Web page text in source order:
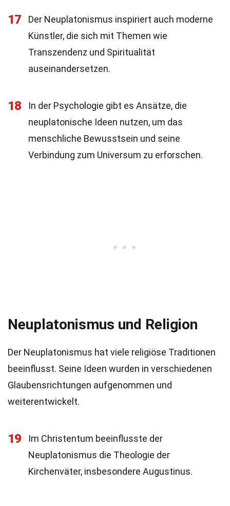
17
Der Neuplatonismus inspiriert auch moderne
Künstler, die sich mit Themen wie
Transzendenz und Spiritualität
auseinandersetzen.
18
In der Psychologie gibt es Ansätze, die
neuplatonische Ideen nutzen, um das
menschliche Bewusstsein und seine
Verbindung zum Universum zu erforschen.
Neuplatonismus und Religion
Der Neuplatonismus hat viele religiöse Traditionen
beeinflusst. Seine Ideen wurden in verschiedenen
Glaubensrichtungen aufgenommen und
weiterentwickelt.
19
Im Christentum beeinflusste der
Neuplatonismus die Theologie der
Kirchenväter, insbesondere Augustinus.